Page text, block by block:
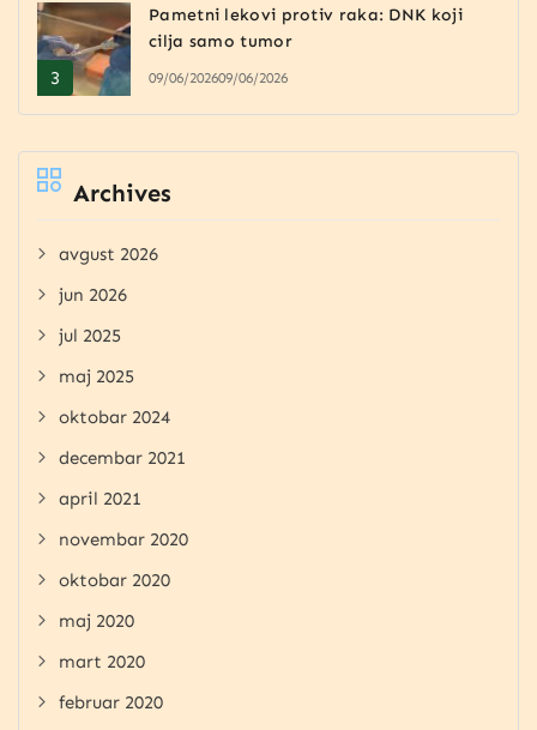
Pametni lekovi protiv raka: DNK koji
cilja samo tumor
09/06/202609/06/2026
Archives
avgust 2026
jun 2026
jul 2025
maj 2025
oktobar 2024
decembar 2021
april 2021
novembar 2020
oktobar 2020
maj 2020
mart 2020
februar 2020